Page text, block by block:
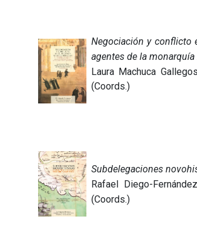
Negociación y conflicto
agentes de la
Laura Machuca
(Coords.)
Subdelegaciones
Rafael Diego-
(Coords.)